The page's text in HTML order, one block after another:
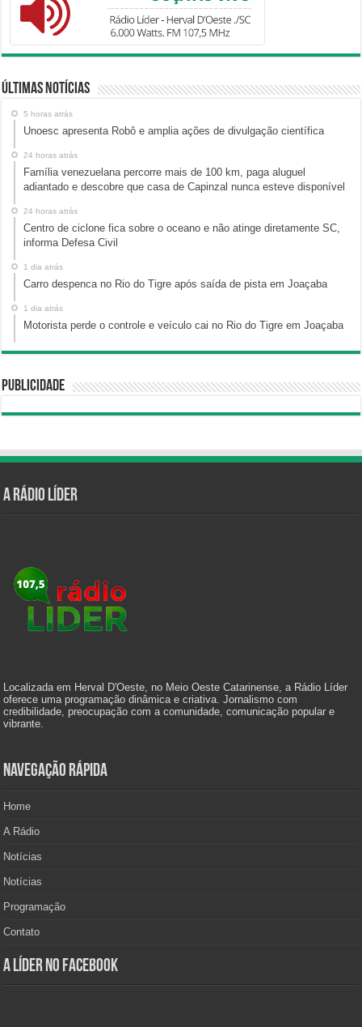
Últimas Notícias
5 horas atrás
Unoesc apresenta Robô e amplia ações de divulgação científica
24 horas atrás
Família venezuelana percorre mais de 100 km, paga aluguel
adiantado e descobre que casa de Capinzal nunca esteve disponível
24 horas atrás
Centro de ciclone fica sobre o oceano e não atinge diretamente SC,
informa Defesa Civil
1 dia atrás
Carro despenca no Rio do Tigre após saída de pista em Joaçaba
1 dia atrás
Motorista perde o controle e veículo cai no Rio do Tigre em Joaçaba
Publicidade
A Rádio Líder
Localizada em Herval D'Oeste, no Meio Oeste Catarinense, a Rádio Líder
oferece uma programação dinâmica e criativa. Jornalismo com
credibilidade, preocupação com a comunidade, comunicação popular e
vibrante.
Navegação Rápida
Home
A Rádio
Notícias
Notícias
Programação
Contato
A Líder no Facebook